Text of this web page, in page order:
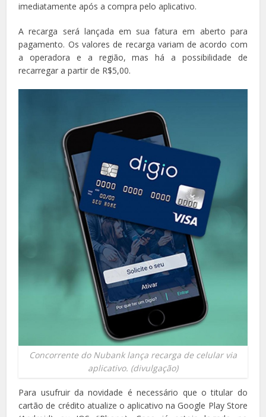
imediatamente após a compra pelo aplicativo.
A recarga será lançada em sua fatura em aberto para
pagamento. Os valores de recarga variam de acordo com
a operadora e a região, mas há a possibilidade de
recarregar a partir de R$5,00.
Concorrente do Nubank lança recarga de celular via
aplicativo. (divulgação)
Para usufruir da novidade é necessário que o titular do
cartão de crédito atualize o aplicativo na Google Play Store